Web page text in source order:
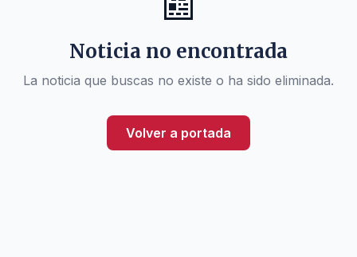
Noticia no encontrada
La noticia que buscas no existe o ha sido eliminada.
Volver a portada